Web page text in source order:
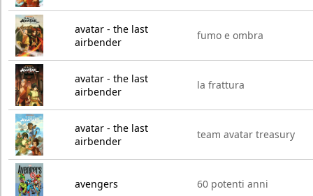
avatar - the last
airbender
fumo e ombra
avatar - the last
airbender
la frattura
avatar - the last
airbender
team avatar treasury
avengers 60 potenti anni